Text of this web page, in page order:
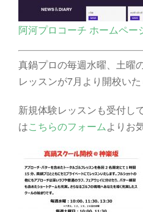
阿河プロコーチ ホームペー
真鍋プロの毎週水曜、土曜
レッスンが7月より開校いた
新規体験レッスンも受付し
はこちらのフォームよりお